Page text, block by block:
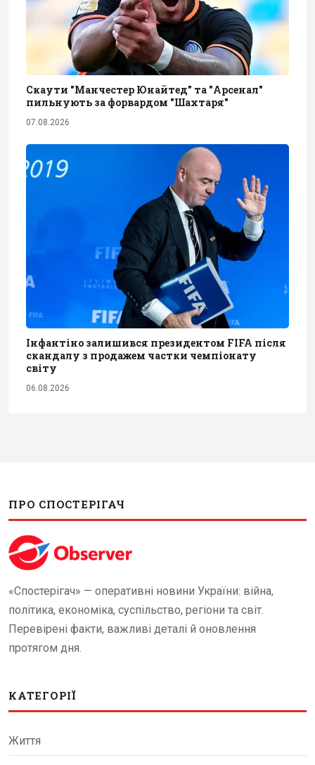
Скаути "Манчестер Юнайтед" та "Арсенал"
пильнують за форвардом "Шахтаря"
07.08.2026
Інфантіно залишився президентом FIFA після
скандалу з продажем частки чемпіонату
світу
06.08.2026
ПРО СПОСТЕРІГАЧ
«Спостерігач» — оперативні новини України: війна,
політика, економіка, суспільство, регіони та світ.
Перевірені факти, важливі деталі й оновлення
протягом дня.
КАТЕГОРІЇ
Життя